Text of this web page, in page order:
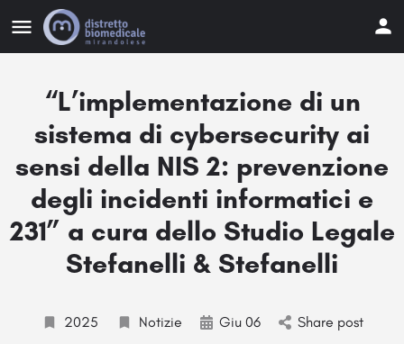
“L’implementazione di un
sistema di cybersecurity ai
sensi della NIS 2: prevenzione
degli incidenti informatici e
231” a cura dello Studio Legale
Stefanelli & Stefanelli
2025 Notizie Giu 06 Share post